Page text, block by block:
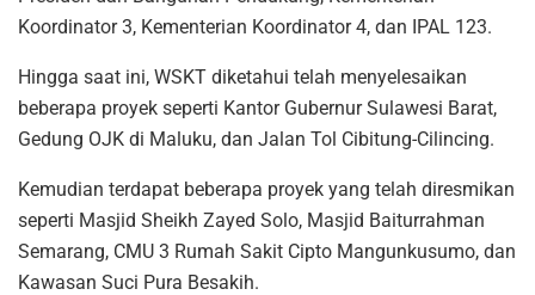
Koordinator 3, Kementerian Koordinator 4, dan IPAL 123.
Hingga saat ini, WSKT diketahui telah menyelesaikan
beberapa proyek seperti Kantor Gubernur Sulawesi Barat,
Gedung OJK di Maluku, dan Jalan Tol Cibitung-Cilincing.
Kemudian terdapat beberapa proyek yang telah diresmikan
seperti Masjid Sheikh Zayed Solo, Masjid Baiturrahman
Semarang, CMU 3 Rumah Sakit Cipto Mangunkusumo, dan
Kawasan Suci Pura Besakih.